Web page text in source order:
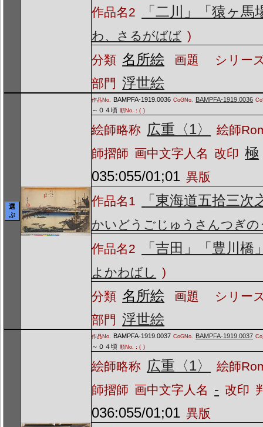
作品名2 「二川」「猿ヶ馬
わ、さるがばば )
分類 名所絵 画題
シリー
部門 浮世絵
選
ぶ
作品No. BAMPFA-1919.0036 CoGNo. BAMPFA-1919.0036
～０４頃 順No.：( )
絵師略称 広重〈1〉
絵師
師摺師 画中文字人名 改印 極
035:055/01;01 異版
作品名1
「東海道五拾三次
かいどうごじゅうさんつぎの
作品名2
「吉田」「豊川橋
よかわばし
)
分類 名所絵 画題
シリー
部門 浮世絵
作品No. BAMPFA-1919.0037 CoGNo. BAMPFA-1919.0037
～０４頃 順No.：( )
絵師略称 広重〈1〉
絵師
師摺師 画中文字人名 - 改印
036:055/01;01 異版